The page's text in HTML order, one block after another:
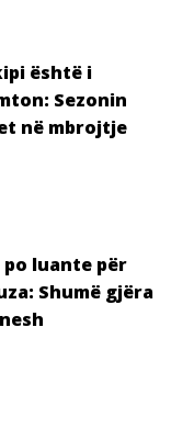
është i
Sezonin
në mbrojtje
po luante për
Shumë gjëra